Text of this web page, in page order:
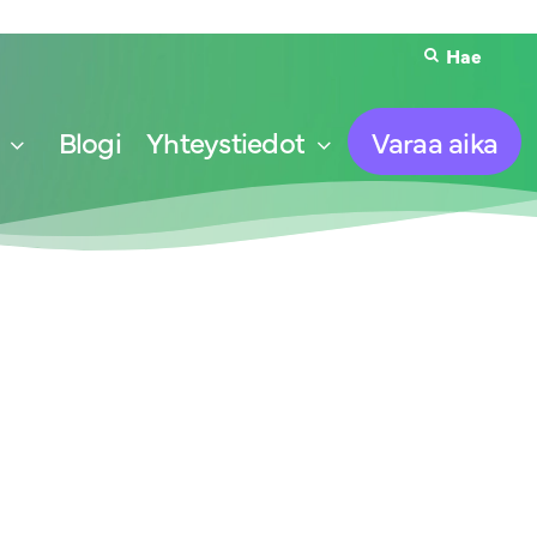
Hae
Blogi Yhteystiedot Varaa aika